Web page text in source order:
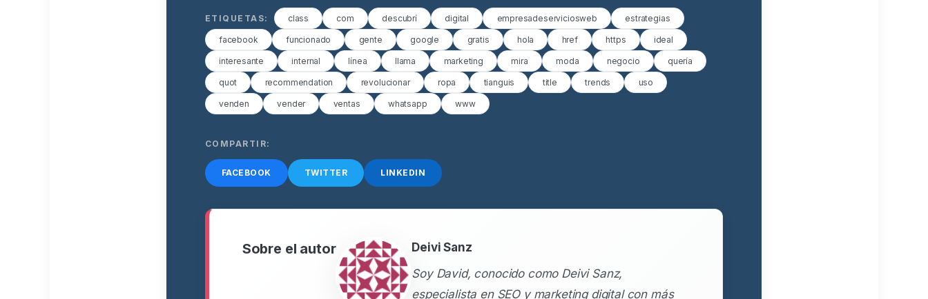
ETIQUETAS: class com descubrí digital empresadeserviciosweb estrategias
facebook funcionado gente google gratis hola href https ideal
interesante internal línea llama marketing mira moda negocio quería
quot recommendation revolucionar ropa tianguis title trends uso
venden vender ventas whatsapp www
COMPARTIR:
FACEBOOK TWITTER LINKEDIN
Sobre el autor
Deivi Sanz
Soy David, conocido como Deivi Sanz,
especialista en SEO y marketing digital con más